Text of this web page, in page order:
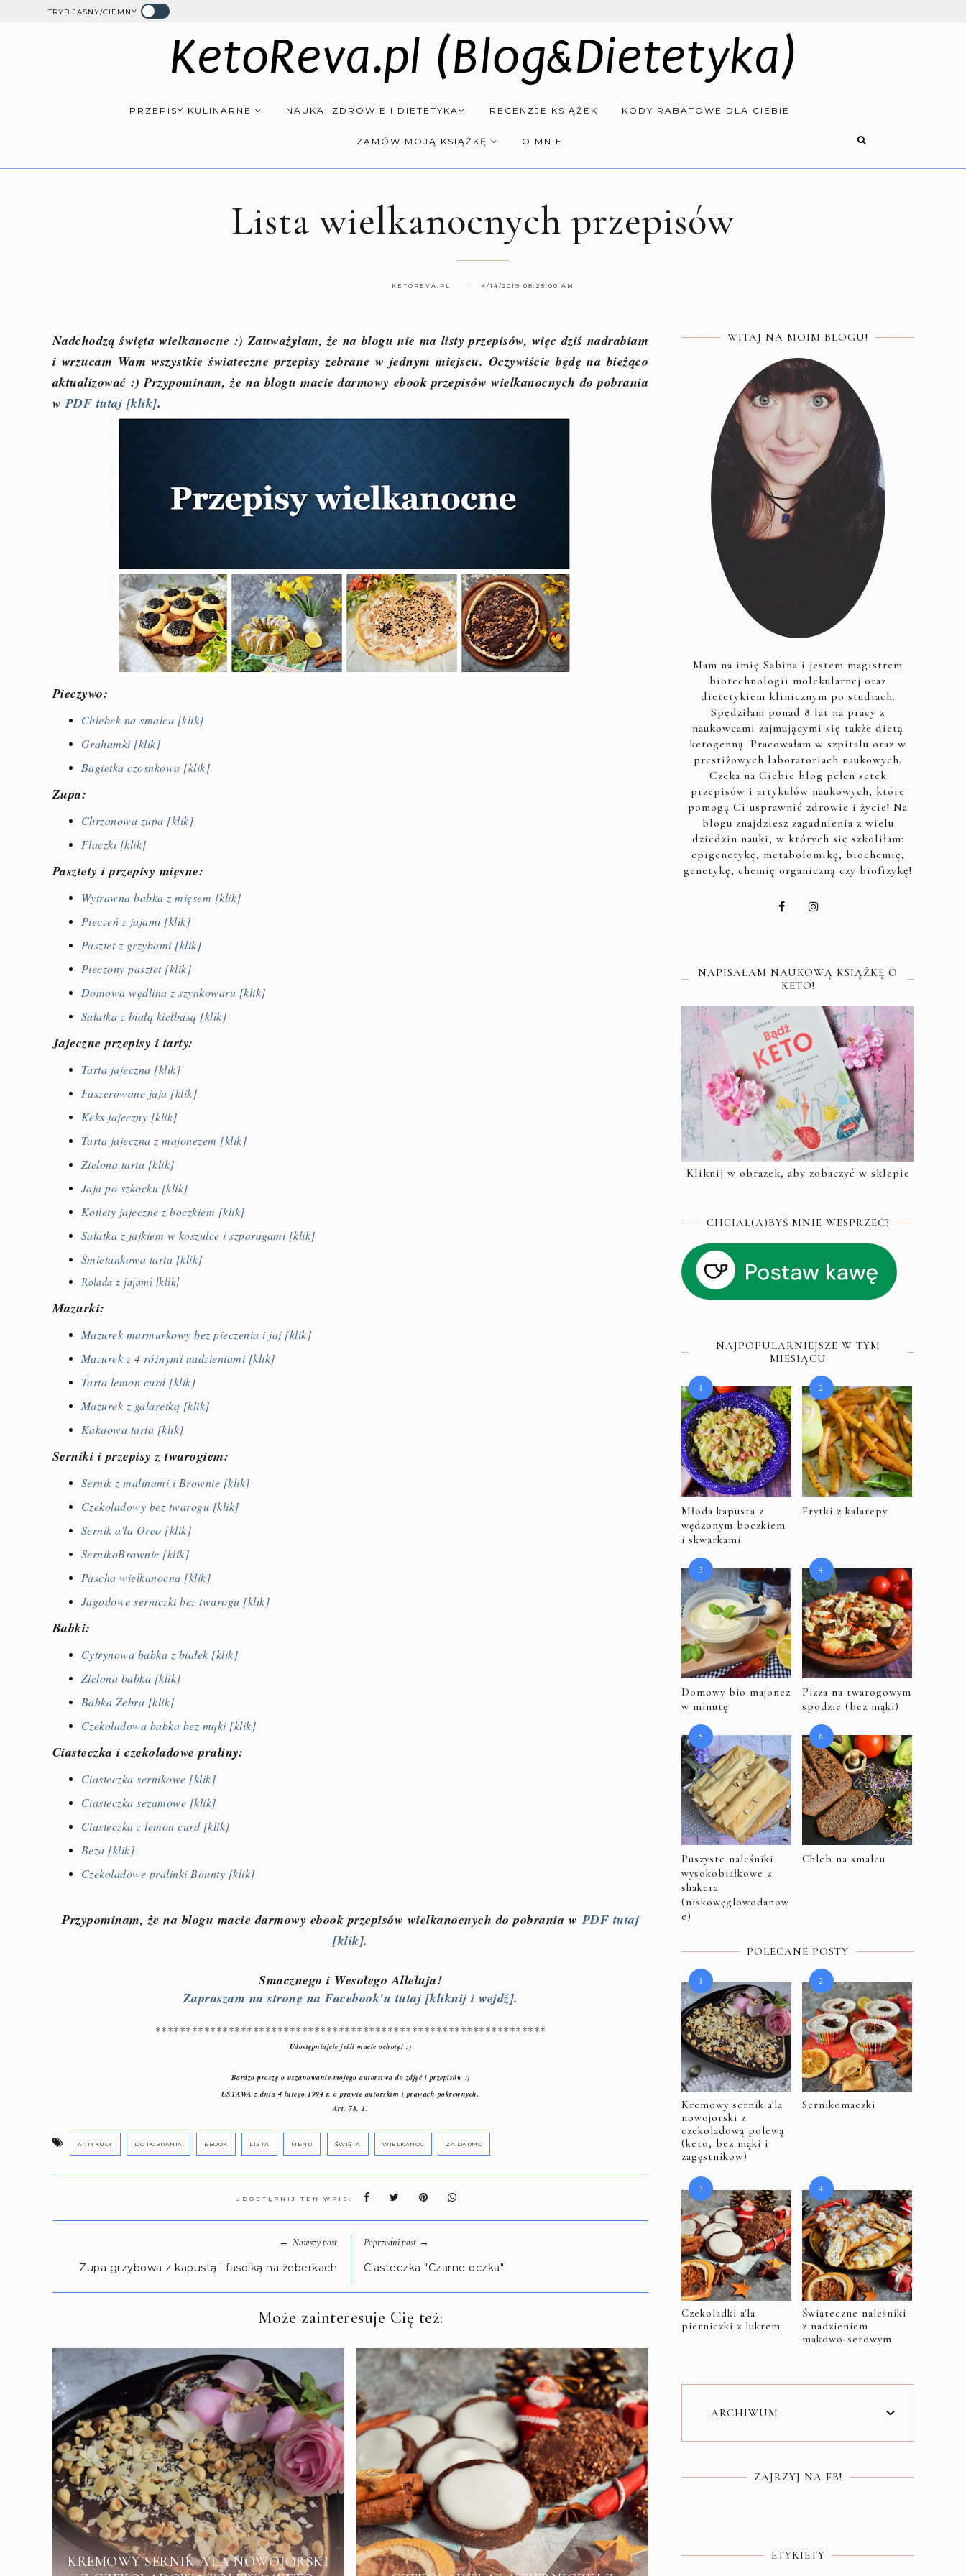
TRYB JASNY/CIEMNY
KetoReva.pl (Blog&Dietetyka)
PRZEPISY KULINARNE NAUKA, ZDROWIE I DIETETYKA RECENZJE KSIĄŻEK KODY RABATOWE DLA CIEBIE
ZAMÓW MOJĄ KSIĄŻKĘ O MNIE
Lista wielkanocnych przepisów
KETOREVA.PL 4/14/2019 08:28:00 AM
Nadchodzą święta wielkanocne :) Zauważyłam, że na blogu nie ma listy przepisów, więc dziś nadrabiam
i wrzucam Wam wszystkie świateczne przepisy zebrane w jednym miejscu. Oczywiście będę na bieżąco
aktualizować :) Przypominam, że na blogu macie darmowy ebook przepisów wielkanocnych do pobrania
wPDF tutaj [klik].
Pieczywo:
Chlebek na smalcu [klik]
Grahamki [klik]
Bagietka czosnkowa [klik]
Zupa:
Chrzanowa zupa [klik]
Flaczki [klik]
Pasztety i przepisy mięsne:
Wytrawna babka z mięsem [klik]
Pieczeń z jajami [klik]
Pasztet z grzybami [klik]
Pieczony pasztet [klik]
Domowa wędlina z szynkowaru [klik]
Sałatka z białą kiełbasą [klik]
Jajeczne przepisy i tarty:
Tarta jajeczna [klik]
Faszerowane jaja [klik]
Keks jajeczny [klik]
Tarta jajeczna z majonezem [klik]
Zielona tarta [klik]
Jaja po szkocku [klik]
Kotlety jajeczne z boczkiem [klik]
Sałatka z jajkiem w koszulce i szparagami [klik]
Śmietankowa tarta [klik]
Rolada z jajami [klik]
Mazurki:
Mazurek marmurkowy bez pieczenia i jaj [klik]
Mazurek z 4 różnymi nadzieniami [klik]
Tarta lemon curd [klik]
Mazurek z galaretką [klik]
Kakaowa tarta [klik]
Serniki i przepisy z twarogiem:
Sernik z malinami i Brownie [klik]
Czekoladowy bez twarogu [klik]
Sernik a'la Oreo [klik]
SernikoBrownie [klik]
Pascha wielkanocna [klik]
Jagodowe serniczki bez twarogu [klik]
Babki:
Cytrynowa babka z białek [klik]
Zielona babka [klik]
Babka Zebra [klik]
Czekoladowa babka bez mąki [klik]
Ciasteczka i czekoladowe praliny:
Ciasteczka sernikowe [klik]
Ciasteczka sezamowe [klik]
Ciasteczka z lemon curd [klik]
Beza [klik]
Czekoladowe pralinki Bounty [klik]
Przypominam, że na blogu macie darmowy ebook przepisów wielkanocnych do pobrania wPDF tutaj
[klik].
Smacznego i Wesołego Alleluja!
Zapraszam na stronę na Facebook'u tutaj [kliknij i wejdź].
****************************************************************
Udostępniajcie jeśli macie ochotę! :)
Bardzo proszę o uszanowanie mojego autorstwa do zdjęć i przepisów :)
USTAWA z dnia 4 lutego 1994 r. o prawie autorskim i prawach pokrewnych.
Art. 78. 1.
ARTYKUŁY DO POBRANIA EBOOK LISTA MENU ŚWIĘTA WIELKANOC ZA DARMO
UDOSTĘPNIJ TEN WPIS:
←Nowszy post
Zupa grzybowa z kapustą i fasolką na żeberkach
Poprzedni post→
Ciasteczka "Czarne oczka"
Może zainteresuje Cię też:
KREMOWY SERNIK A'LA NOWOJORSKI
WITAJ NA MOIM BLOGU!
Mam na imię Sabina i jestem magistrem
biotechnologii molekularnej oraz
dietetykiem klinicznym po studiach.
Spędziłam ponad 8 lat na pracy z
naukowcami zajmującymi się także dietą
ketogenną. Pracowałam w szpitalu oraz w
prestiżowych laboratoriach naukowych.
Czeka na Ciebie blog pełen setek
przepisów i artykułów naukowych, które
pomogą Ci usprawnić zdrowie i życie! Na
blogu znajdziesz zagadnienia z wielu
dziedzin nauki, w których się szkoliłam:
epigenetykę, metabolomikę, biochemię,
genetykę, chemię organiczną czy biofizykę!
NAPISAŁAM NAUKOWĄ KSIĄŻKĘ O
KETO!
Kliknij w obrazek, aby zobaczyć w sklepie
CHCIAŁ(A)BYŚ MNIE WESPRZEĆ?
NAJPOPULARNIEJSZE W TYM
MIESIĄCU
Młoda kapusta z
wędzonym boczkiem
i skwarkami
Frytki z kalarepy
Domowy bio majonez
w minutę
Pizza na twarogowym
spodzie (bez mąki)
Puszyste naleśniki
wysokobiałkowe z
shakera
(niskowęglowodanow
e)
Chleb na smalcu
POLECANE POSTY
Kremowy sernik a'la
nowojorski z
czekoladową polewą
(keto, bez mąki i
zagęstników)
Sernikomaczki
Czekoladki a'la
pierniczki z lukrem
Świąteczne naleśniki
z nadzieniem
makowo-serowym
ARCHIWUM
ZAJRZYJ NA FB!
ETYKIETY